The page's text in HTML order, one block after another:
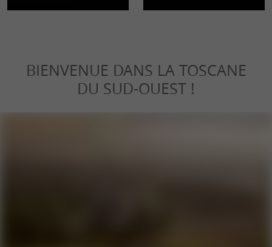
BIENVENUE DANS LA TOSCANE
DU SUD-OUEST !